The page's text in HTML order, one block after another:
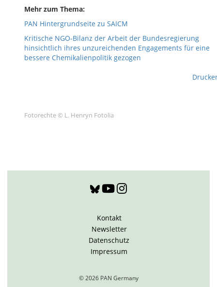
Mehr zum Thema:
PAN Hintergrundseite zu SAICM
Kritische NGO-Bilanz der Arbeit der Bundesregierung
hinsichtlich ihres unzureichenden Engagements für eine
bessere Chemikalienpolitik gezogen
Fotorechte © L. Henryn Fotolia
Kontakt
Newsletter
Datenschutz
Impressum
© 2026 PAN Germany